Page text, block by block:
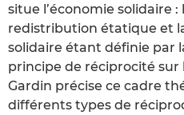
situe l’économie solidaire :
redistribution étatique et
solidaire étant définie par
principe de réciprocité sur
Gardin précise ce cadre
différents types de